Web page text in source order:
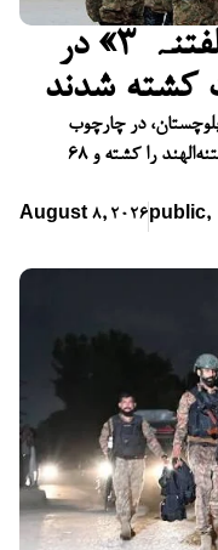
بلوچستان: عملیات «ردّالفتنہ ۳» در
در چارچوب
عملیات «ردّالفتنہ ۳»، ۳ تروریست وابسته به فتنه‌الهند را کشته و ۶۸
August 8, 2026 public,